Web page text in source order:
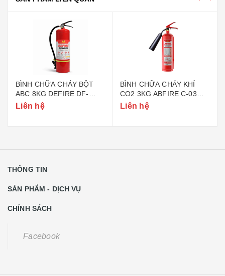
BÌNH CHỮA CHÁY BỘT
ABC 8KG DEFIRE DF-
ABC8 (BỘ CÔNG AN)
Liên hệ
BÌNH CHỮA CHÁY KHÍ
CO2 3KG ABFIRE C-03
(TEM BỘ CÔNG AN)
Liên hệ
THÔNG TIN
SẢN PHẨM - DỊCH VỤ
CHÍNH SÁCH
Facebook